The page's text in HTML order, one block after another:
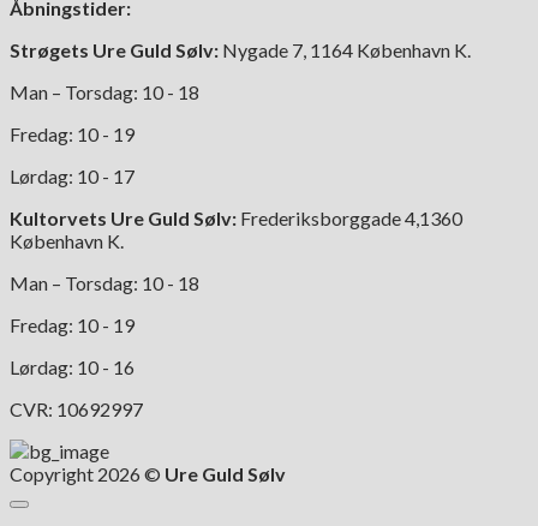
varesiden
Åbningstider:
Strøgets Ure Guld Sølv: Nygade 7, 1164 København K.
Man – Torsdag: 10 - 18
Fredag: 10 - 19
Lørdag: 10 - 17
Kultorvets Ure Guld Sølv: Frederiksborggade 4,1360
København K.
Man – Torsdag: 10 - 18
Fredag: 10 - 19
Lørdag: 10 - 16
CVR: 10692997
Copyright 2026 © Ure Guld Sølv